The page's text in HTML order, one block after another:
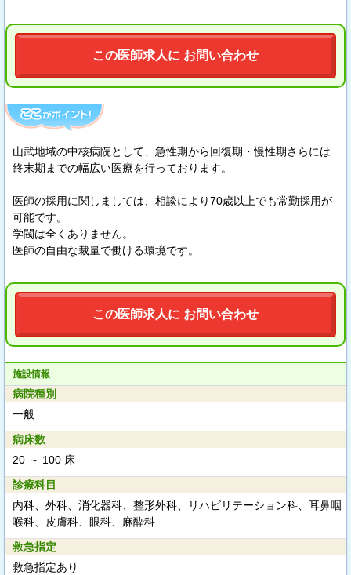
この医師求人に お問い合わせ
山武地域の中核病院として、急性期から回復期・慢性期さらには
終末期までの幅広い医療を行っております。
医師の採用に関しましては、相談により70歳以上でも常勤採用が
可能です。
学閥は全くありません。
医師の自由な裁量で働ける環境です。
この医師求人に お問い合わせ
施設情報
病院種別
一般
病床数
20 ～ 100 床
診療科目
内科、外科、消化器科、整形外科、リハビリテーション科、耳鼻咽
喉科、皮膚科、眼科、麻酔科
救急指定
救急指定あり